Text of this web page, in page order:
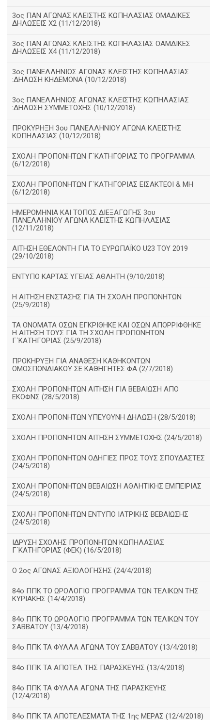
3ος ΠΑΝ ΑΓΩΝΑΣ ΚΛΕΙΣΤΗΣ ΚΩΠΗΛΑΣΙΑΣ ΟΜΑΔΙΚΕΣ
ΔΗΛΩΣΕΙΣ Χ2 (11/12/2018)
3ος ΠΑΝ ΑΓΩΝΑΣ ΚΛΕΙΣΤΗΣ ΚΩΠΗΛΑΣΙΑΣ ΟΑΜΔΙΚΕΣ
ΔΗΛΩΣΕΙΣ Χ4 (11/12/2018)
3ος ΠΑΝΕΛΛΗΝΙΟΣ ΑΓΩΝΑΣ ΚΛΕΙΣΤΗΣ ΚΩΠΗΛΑΣΙΑΣ
:ΔΗΛΩΣΗ ΚΗΔΕΜΟΝΑ (10/12/2018)
3ος ΠΑΝΕΛΛΗΝΙΟΣ ΑΓΩΝΑΣ ΚΛΕΙΣΤΗΣ ΚΩΠΗΛΑΣΙΑΣ
:ΔΗΛΩΣΗ ΣΥΜΜΕΤΟΧΗΣ (10/12/2018)
ΠΡΟΚΥΡΗΞΗ 3ου ΠΑΝΕΛΛΗΝΙΟΥ ΑΓΩΝΑ ΚΛΕΙΣΤΗΣ
ΚΩΠΗΛΑΣΙΑΣ (10/12/2018)
ΣΧΟΛΗ ΠΡΟΠΟΝΗΤΩΝ Γ΄ΚΑΤΗΓΟΡΙΑΣ ΤΟ ΠΡΟΓΡΑΜΜΑ
(6/12/2018)
ΣΧΟΛΗ ΠΡΟΠΟΝΗΤΩΝ Γ΄ΚΑΤΗΓΟΡΙΑΣ ΕΙΣΑΚΤΕΟΙ & ΜΗ
(6/12/2018)
ΗΜΕΡΟΜΗΝΙΑ ΚΑΙ ΤΟΠΟΣ ΔΙΕΞΑΓΩΓΗΣ 3ου
ΠΑΝΕΛΛΗΝΙΟΥ ΑΓΩΝΑ ΚΛΕΙΣΤΗΣ ΚΩΠΗΛΑΣΙΑΣ
(12/11/2018)
ΑΙΤΗΣΗ ΕΘΕΛΟΝΤΗ ΓΙΑ ΤΟ ΕΥΡΩΠΑΪΚΟ U23 ΤΟΥ 2019
(29/10/2018)
ΕΝΤΥΠΟ ΚΑΡΤΑΣ ΥΓΕΙΑΣ ΑΘΛΗΤΗ (9/10/2018)
Η ΑΙΤΗΣΗ ΕΝΣΤΑΣΗΣ ΓΙΑ ΤΗ ΣΧΟΛΗ ΠΡΟΠΟΝΗΤΩΝ
(25/9/2018)
ΤΑ ΟΝΟΜΑΤΑ ΟΣΩΝ ΕΓΚΡΙΘΗΚΕ ΚΑΙ ΟΣΩΝ ΑΠΟΡΡΙΦΘΗΚΕ
Η ΑΙΤΗΣΗ ΤΟΥΣ ΓΙΑ ΤΗ ΣΧΟΛΗ ΠΡΟΠΟΝΗΤΩΝ
Γ΄ΚΑΤΗΓΟΡΙΑΣ (25/9/2018)
ΠΡΟΚΗΡΥΞΗ ΓΙΑ ΑΝΑΘΕΣΗ ΚΑΘΗΚΟΝΤΩΝ
ΟΜΟΣΠΟΝΔΙΑΚΟΥ ΣΕ ΚΑΘΗΓΗΤΕΣ ΦΑ (2/7/2018)
ΣΧΟΛΗ ΠΡΟΠΟΝΗΤΩΝ ΑΙΤΗΣΗ ΓΙΑ ΒΕΒΑΙΩΣΗ ΑΠΟ
ΕΚΟΦΝΣ (28/5/2018)
ΣΧΟΛΗ ΠΡΟΠΟΝΗΤΩΝ ΥΠΕΥΘΥΝΗ ΔΗΛΩΣΗ (28/5/2018)
ΣΧΟΛΗ ΠΡΟΠΟΝΗΤΩΝ ΑΙΤΗΣΗ ΣΥΜΜΕΤΟΧΗΣ (24/5/2018)
ΣΧΟΛΗ ΠΡΟΠΟΝΗΤΩΝ ΟΔΗΓΙΕΣ ΠΡΟΣ ΤΟΥΣ ΣΠΟΥΔΑΣΤΕΣ
(24/5/2018)
ΣΧΟΛΗ ΠΡΟΠΟΝΗΤΩΝ ΒΕΒΑΙΩΣΗ ΑΘΛΗΤΙΚΗΣ ΕΜΠΕΙΡΙΑΣ
(24/5/2018)
ΣΧΟΛΗ ΠΡΟΠΟΝΗΤΩΝ ΕΝΤΥΠΟ ΙΑΤΡΙΚΗΣ ΒΕΒΑΙΩΣΗΣ
(24/5/2018)
ΙΔΡΥΣΗ ΣΧΟΛΗΣ ΠΡΟΠΟΝΗΤΩΝ ΚΩΠΗΛΑΣΙΑΣ
Γ΄ΚΑΤΗΓΟΡΙΑΣ (ΦΕΚ) (16/5/2018)
O 2ος ΑΓΩΝΑΣ ΑΞΙΟΛΟΓΗΣΗΣ (24/4/2018)
84ο ΠΠΚ ΤΟ ΩΡΟΛΟΓΙΟ ΠΡΟΓΡΑΜΜΑ ΤΩΝ ΤΕΛΙΚΩΝ ΤΗΣ
ΚΥΡΙΑΚΗΣ (14/4/2018)
84ο ΠΠΚ ΤΟ ΩΡΟΛΟΓΙΟ ΠΡΟΓΡΑΜΜΑ ΤΩΝ ΤΕΛΙΚΩΝ ΤΟΥ
ΣΑΒΒΑΤΟΥ (13/4/2018)
84ο ΠΠΚ ΤΑ ΦΥΛΛΑ ΑΓΩΝΑ ΤΟΥ ΣΑΒΒΑΤΟΥ (13/4/2018)
84ο ΠΠΚ ΤΑ ΑΠΟΤΕΛ ΤΗΣ ΠΑΡΑΣΚΕΥΗΣ (13/4/2018)
84ο ΠΠΚ ΤΑ ΦΥΛΛΑ ΑΓΩΝΑ ΤΗΣ ΠΑΡΑΣΚΕΥΗΣ
(12/4/2018)
84ο ΠΠΚ ΤΑ ΑΠΟΤΕΛΕΣΜΑΤΑ ΤΗΣ 1ης ΜΕΡΑΣ (12/4/2018)